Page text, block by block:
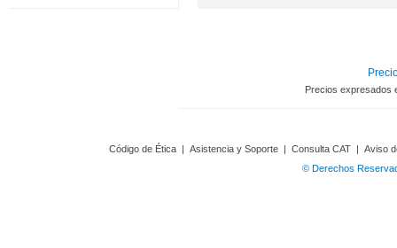
Precios expresados
Código de Ética | Asistencia y Soporte | Consulta CAT | Aviso
© Derechos